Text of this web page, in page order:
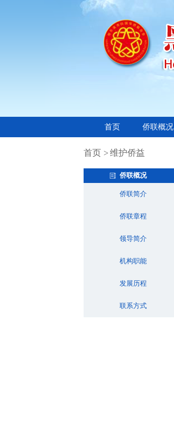
首页 侨联概况
首页 >维护侨益
侨联概况
侨联简介
侨联章程
领导简介
机构职能
发展历程
联系方式